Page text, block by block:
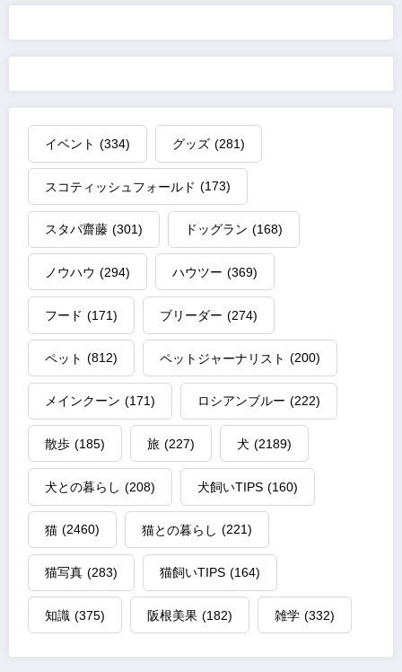
イベント (334) グッズ (281)
スコティッシュフォールド (173)
スタパ齋藤 (301) ドッグラン (168)
ノウハウ (294) ハウツー (369)
フード (171) ブリーダー (274)
ペット (812) ペットジャーナリスト (200)
メインクーン (171) ロシアンブルー (222)
散歩 (185) 旅 (227) 犬 (2189)
犬との暮らし (208) 犬飼いTIPS (160)
猫 (2460) 猫との暮らし (221)
猫写真 (283) 猫飼いTIPS (164)
知識 (375) 阪根美果 (182) 雑学 (332)